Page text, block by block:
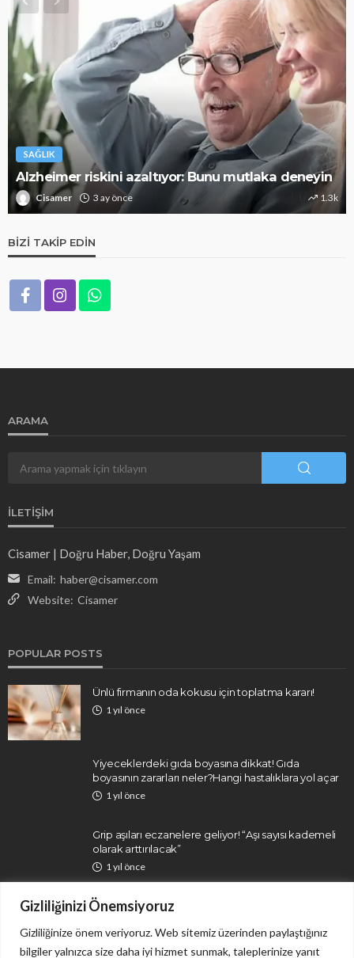
Gizliliğinizi Önemsiyoruz
Gizliliğinize önem veriyoruz. Web sitemiz üzerinden paylaştığınız
bilgiler yalnızca size daha iyi hizmet sunmak, taleplerinize yanıt
SAĞLIK
Alzheimer riskini azaltıyor: Bunu mutlaka deneyin
Cisamer 3 ay önce 1.3k
BIZI TAKIP EDIN
ARAMA
İLETIŞIM
Cisamer | Doğru Haber, Doğru Yaşam
Email: haber@cisamer.com
Website: Cisamer
POPULAR POSTS
Ünlü firmanın oda kokusu için toplatma kararı!
1 yıl önce
Yiyeceklerdeki gıda boyasına dikkat! Gıda
boyasının zararları neler?Hangi hastalıklara yol açar
1 yıl önce
Grip aşıları eczanelere geliyor! “Aşı sayısı kademeli
olarak arttırılacak”
1 yıl önce